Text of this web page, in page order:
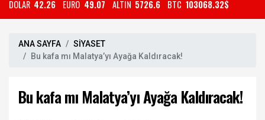
DOLAR 42.26 EURO 49.07 ALTIN 5726.6 BTC 103068.32$
ANA SAYFA
SİYASET
Bu kafa mı Malatya’yı Ayağa Kaldıracak!
Bu kafa mı Malatya’yı Ayağa Kaldıracak!